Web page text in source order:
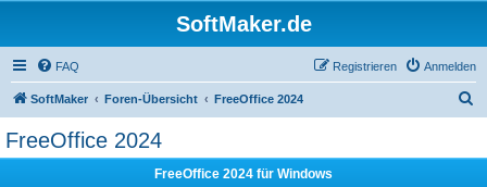
SoftMaker.de
FAQ Anmelden
Registrieren
SoftMaker Foren-Übersicht FreeOffice 2024
FreeOffice 2024
FreeOffice 2024 für Windows